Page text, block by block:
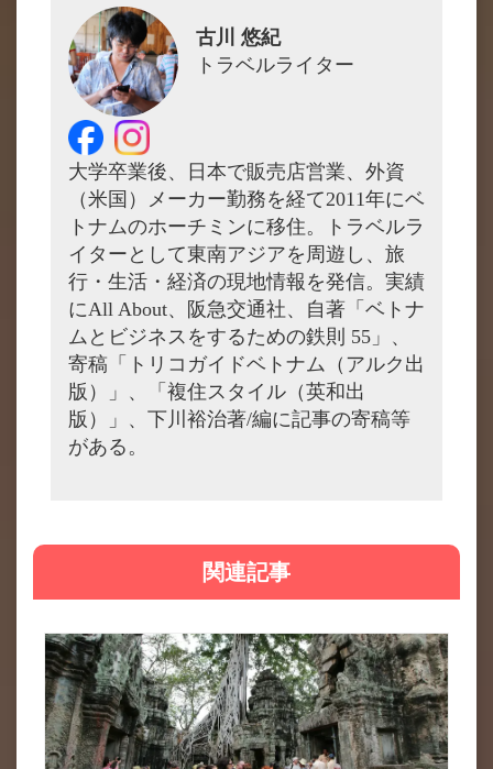
古川 悠紀
トラベルライター
大学卒業後、日本で販売店営業、外資
（米国）メーカー勤務を経て2011年にベ
トナムのホーチミンに移住。トラベルラ
イターとして東南アジアを周遊し、旅
行・生活・経済の現地情報を発信。実績
にAll About、阪急交通社、自著「ベトナ
ムとビジネスをするための鉄則 55」、
寄稿「トリコガイドベトナム（アルク出
版）」、「複住スタイル（英和出
版）」、下川裕治著/編に記事の寄稿等
がある。
関連記事